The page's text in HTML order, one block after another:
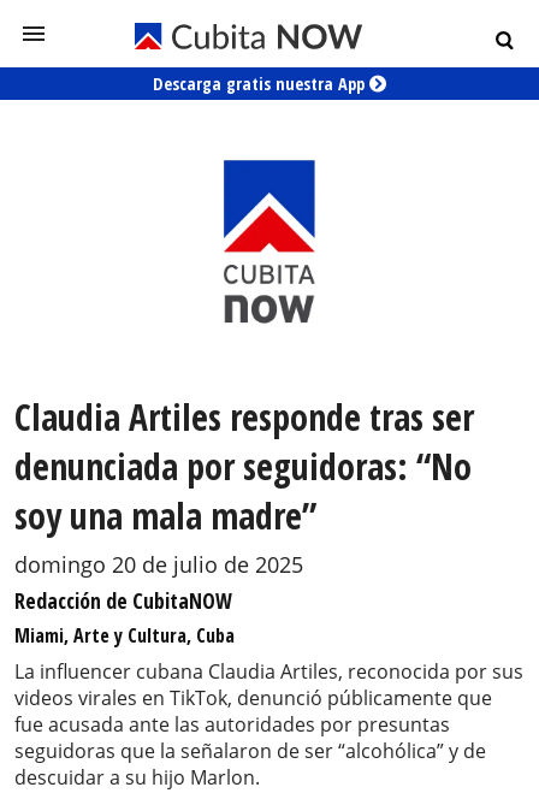
Descarga gratis nuestra App
Claudia Artiles responde tras ser
denunciada por seguidoras: “No
soy una mala madre”
domingo 20 de julio de 2025
Redacción de CubitaNOW
Miami, Arte y Cultura, Cuba
La influencer cubana Claudia Artiles, reconocida por sus
videos virales en TikTok, denunció públicamente que
fue acusada ante las autoridades por presuntas
seguidoras que la señalaron de ser “alcohólica” y de
descuidar a su hijo Marlon.